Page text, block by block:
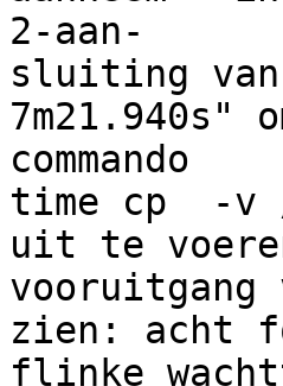
2-aan-
sluiting
7m21.940s"
commando
time cp  -v /
uit te
vooruitgang
zien: acht
flinke